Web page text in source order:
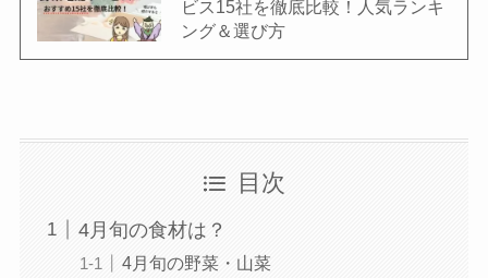
ビス15社を徹底比較！人気ランキ
ング＆選び方
目次
4月旬の食材は？
4月旬の野菜・山菜